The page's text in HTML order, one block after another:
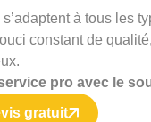
à tous les
constant de
pro avec le
gratuit